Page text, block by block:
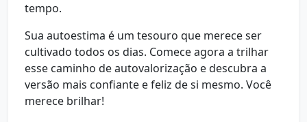
tempo.
Sua autoestima é um tesouro que merece ser
cultivado todos os dias. Comece agora a trilhar
esse caminho de autovalorização e descubra a
versão mais confiante e feliz de si mesmo. Você
merece brilhar!